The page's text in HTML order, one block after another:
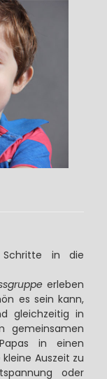
in die
erleben
es sein kann,
gleichzeitig in
gemeinsamen
in einen
Auszeit zu
oder